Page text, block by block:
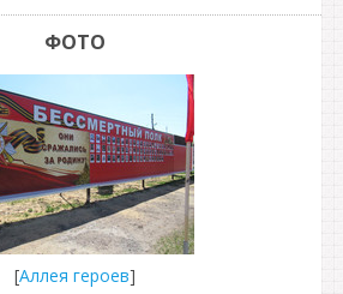
ФОТО
[Аллея героев]